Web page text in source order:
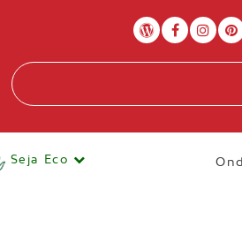
Seja Eco